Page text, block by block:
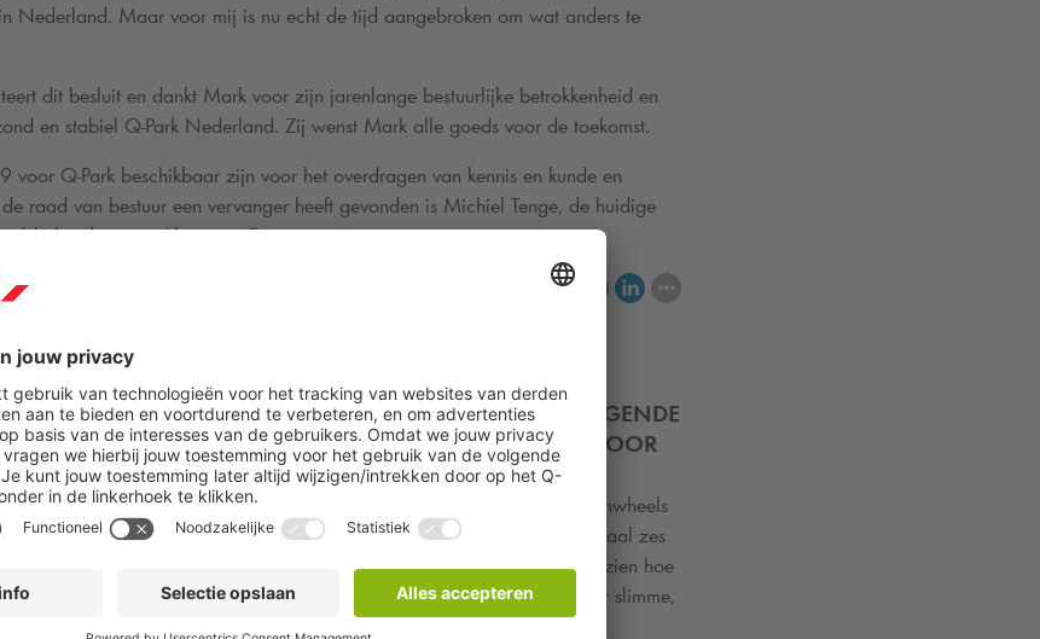
in Nederland. Maar voor mij is nu echt de tijd aangebroken om wat anders te
dit besluit en dankt Mark voor zijn jarenlange bestuurlijke betrokkenheid en
en stabiel Q-Park Nederland. Zij wenst Mark alle goeds voor de toekomst.
voor Q-Park beschikbaar zijn voor het overdragen van kennis en kunde en
raad van bestuur een vervanger heeft gevonden is Michiel Tenge, de huidige
als ad interim Algemeen Directeur.
GREENWHEELS EN Q-PARKZETTEN VOLGENDE
STAP IN ROTTERDAM: ZES DEELBUSJES VOOR
EEN BEREIKBARE STAD
13-7-2026|
en Greenwheels
groeit. In drie Rotterdamse parkeergarages zijn in totaal zes
Volkswagen Caddy’s beschikbaar. Een stap die laat zien hoe
parkeergarages steeds vaker het vertrekpunt zijn voor slimme,